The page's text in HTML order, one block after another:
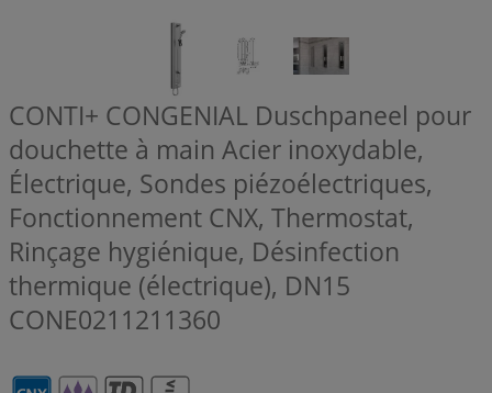
CONTI+ CONGENIAL Duschpaneel pour
douchette à main Acier inoxydable,
Électrique, Sondes piézoélectriques,
Fonctionnement CNX, Thermostat,
Rinçage hygiénique, Désinfection
thermique (électrique), DN15
CONE0211211360